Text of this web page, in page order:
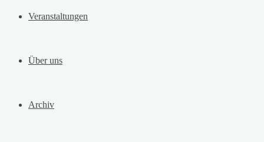
Veranstaltungen
Über uns
Archiv